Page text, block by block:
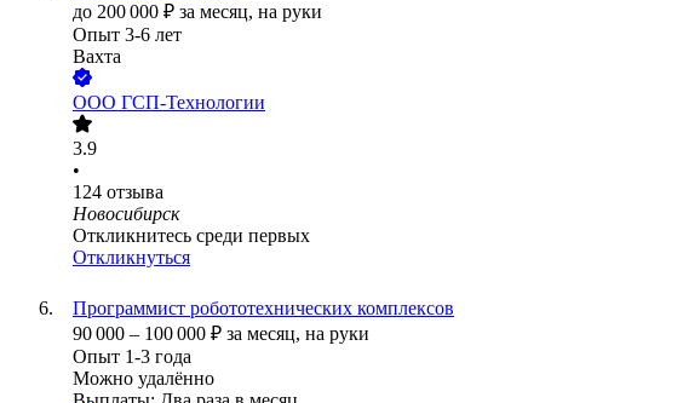
до 200 000 ₽ за месяц, на руки
Опыт 3-6 лет
Вахта
ООО ГСП-Технологии
3.9
•
124 отзыва
Новосибирск
Откликнитесь среди первых
Откликнуться
Программист робототехнических комплексов
90 000 – 100 000 ₽ за месяц, на руки
Опыт 1-3 года
Можно удалённо